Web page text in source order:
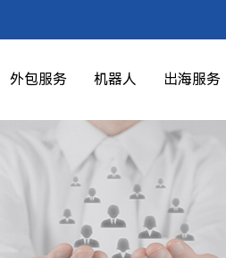
外包服务 机器人 出海服务